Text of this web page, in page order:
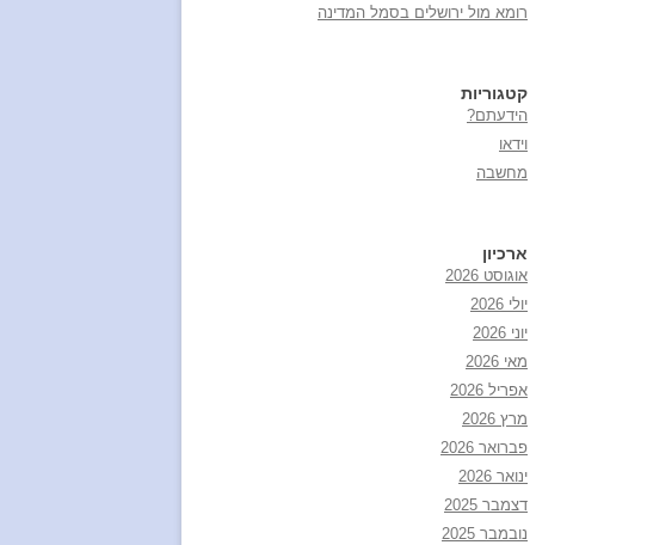
רומא מול ירושלים בסמל המדינה
קטגוריות
הידעתם?
וידאו
מחשבה
ארכיון
אוגוסט 2026
יולי 2026
יוני 2026
מאי 2026
אפריל 2026
מרץ 2026
פברואר 2026
ינואר 2026
דצמבר 2025
נובמבר 2025